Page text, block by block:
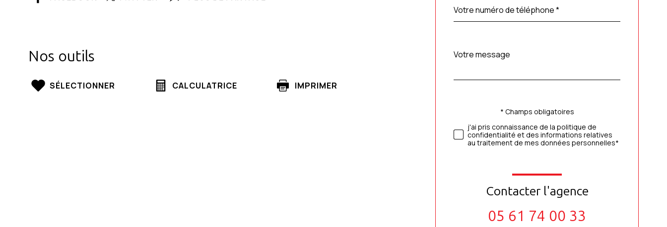
Nos outils
SÉLECTIONNER CALCULATRICE IMPRIMER
*
Fieldset
défaut
Message
*
Validation* Champs obligatoires
j'ai pris connaissance de la politique de
confidentialité et des informations relatives
au traitement de mes données personnelles*
Contacter l'agence
05 61 74 00 33